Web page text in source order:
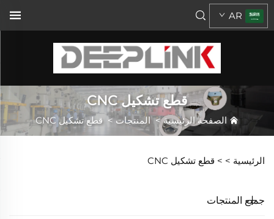
AR
قطع تشكيل CNC
الصفحة الرئيسية>المنتجات>قطع تشكيل CNC
الرئيسية > > قطع تشكيل CNC
جميع المنتجات